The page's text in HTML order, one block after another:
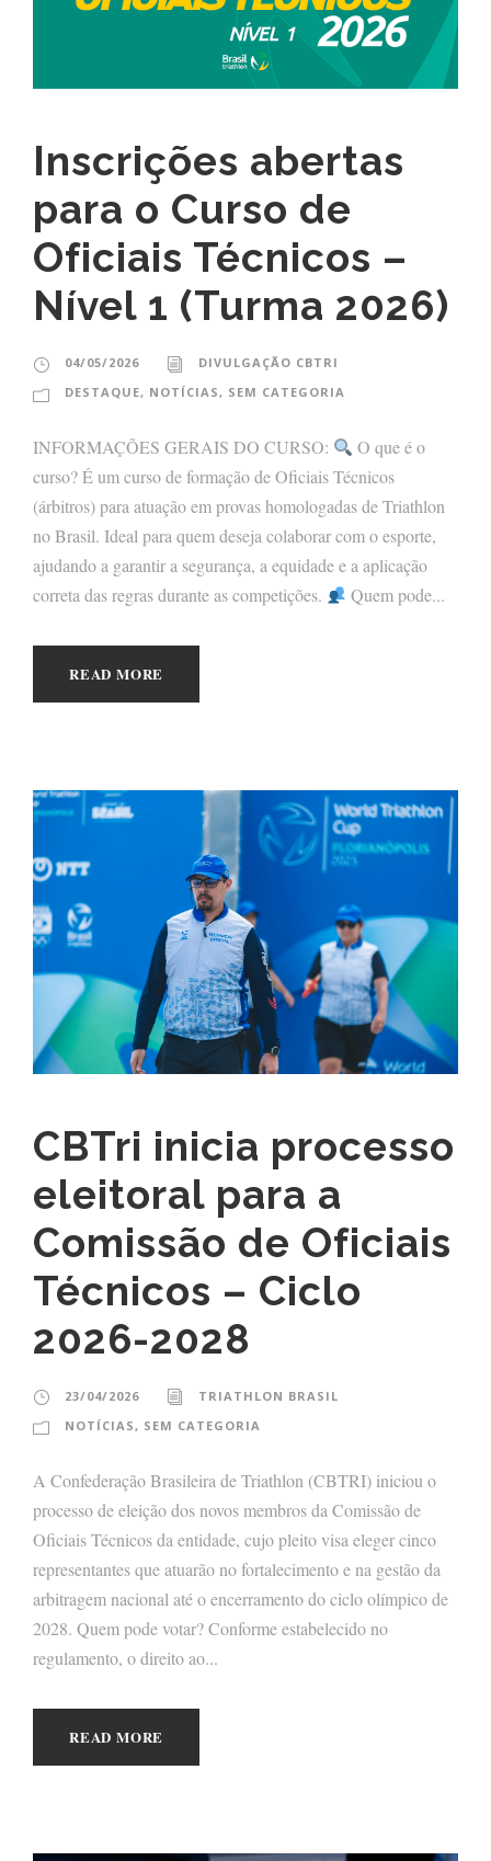
Inscrições abertas
para o Curso de
Oficiais Técnicos –
Nível 1 (Turma 2026)
04/05/2026
DIVULGAÇÃO CBTRI
DESTAQUE, NOTÍCIAS, SEM CATEGORIA
INFORMAÇÕES GERAIS DO CURSO:
O que é o
curso? É um curso de formação de Oficiais Técnicos
(árbitros) para atuação em provas homologadas de Triathlon
no Brasil. Ideal para quem deseja colaborar com o esporte,
ajudando a garantir a segurança, a equidade e a aplicação
correta das regras durante as competições.
Quem pode...
READ MORE
CBTri inicia processo
eleitoral para a
Comissão de Oficiais
Técnicos – Ciclo
2026-2028
23/04/2026
TRIATHLON BRASIL
NOTÍCIAS , SEM CATEGORIA
A Confederação Brasileira de Triathlon (CBTRI) iniciou o
processo de eleição dos novos membros da Comissão de
Oficiais Técnicos da entidade, cujo pleito visa eleger cinco
representantes que atuarão no fortalecimento e na gestão da
arbitragem nacional até o encerramento do ciclo olímpico de
2028. Quem pode votar? Conforme estabelecido no
regulamento, o direito ao...
READ MORE